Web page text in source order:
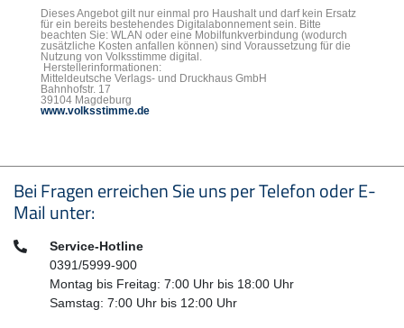
Dieses Angebot gilt nur einmal pro Haushalt und darf kein Ersatz
für ein bereits bestehendes Digitalabonnement sein. Bitte
beachten Sie: WLAN oder eine Mobilfunkverbindung (wodurch
zusätzliche Kosten anfallen können) sind Voraussetzung für die
Nutzung von Volksstimme digital.
Herstellerinformationen:
Mitteldeutsche Verlags- und Druckhaus GmbH
Bahnhofstr. 17
39104 Magdeburg
www.volksstimme.de
Seitenfußbereich
Bei Fragen erreichen Sie uns per Telefon oder E-
Mail unter:
Telefon:Service-Hotline
0391/5999-900
Montag bis Freitag: 7:00 Uhr bis 18:00 Uhr
Samstag: 7:00 Uhr bis 12:00 Uhr